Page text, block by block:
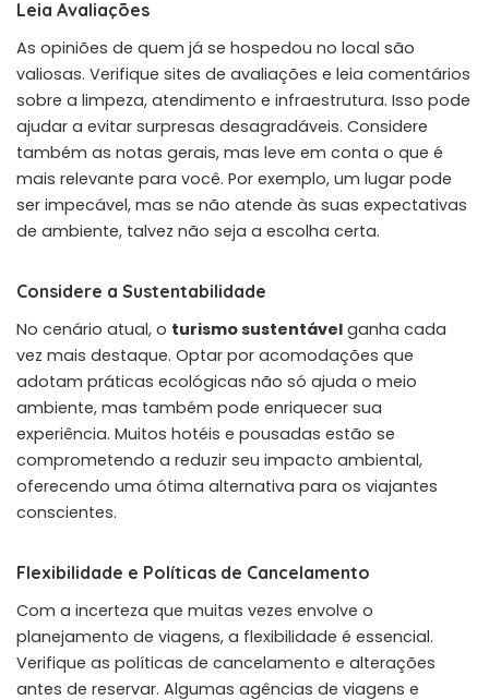
Leia Avaliações
As opiniões de quem já se hospedou no local são
valiosas. Verifique sites de avaliações e leia comentários
sobre a limpeza, atendimento e infraestrutura. Isso pode
ajudar a evitar surpresas desagradáveis. Considere
também as notas gerais, mas leve em conta o que é
mais relevante para você. Por exemplo, um lugar pode
ser impecável, mas se não atende às suas expectativas
de ambiente, talvez não seja a escolha certa.
Considere a Sustentabilidade
No cenário atual, o turismo sustentável ganha cada
vez mais destaque. Optar por acomodações que
adotam práticas ecológicas não só ajuda o meio
ambiente, mas também pode enriquecer sua
experiência. Muitos hotéis e pousadas estão se
comprometendo a reduzir seu impacto ambiental,
oferecendo uma ótima alternativa para os viajantes
conscientes.
Flexibilidade e Políticas de Cancelamento
Com a incerteza que muitas vezes envolve o
planejamento de viagens, a flexibilidade é essencial.
Verifique as políticas de cancelamento e alterações
antes de reservar. Algumas agências de viagens e